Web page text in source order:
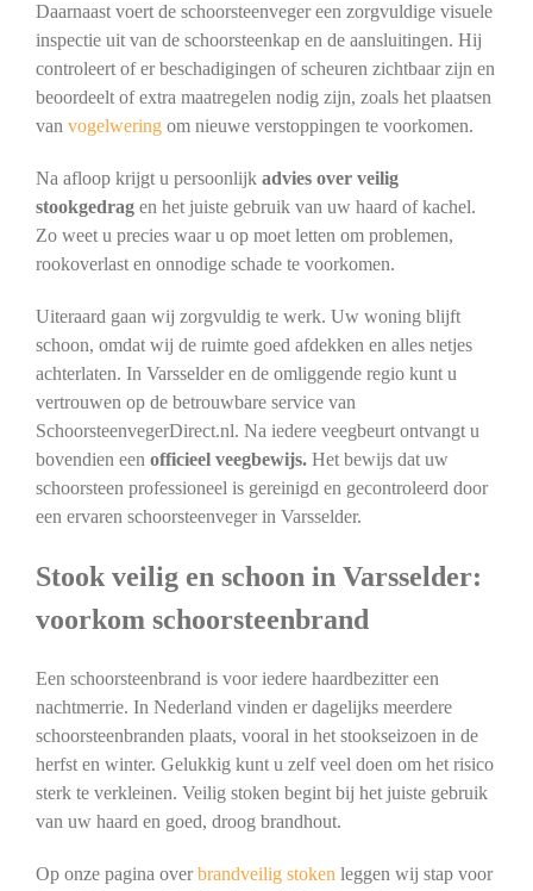
Daarnaast voert de schoorsteenveger een zorgvuldige visuele
inspectie uit van de schoorsteenkap en de aansluitingen. Hij
controleert of er beschadigingen of scheuren zichtbaar zijn en
beoordeelt of extra maatregelen nodig zijn, zoals het plaatsen
van vogelweringom nieuwe verstoppingen te voorkomen.
Na afloop krijgt u persoonlijk advies over veilig
stookgedragen het juiste gebruik van uw haard of kachel.
Zo weet u precies waar u op moet letten om problemen,
rookoverlast en onnodige schade te voorkomen.
Uiteraard gaan wij zorgvuldig te werk. Uw woning blijft
schoon, omdat wij de ruimte goed afdekken en alles netjes
achterlaten. In Varsselder en de omliggende regio kunt u
vertrouwen op de betrouwbare service van
SchoorsteenvegerDirect.nl. Na iedere veegbeurt ontvangt u
bovendien een officieel veegbewijs. Het bewijs dat uw
schoorsteen professioneel is gereinigd en gecontroleerd door
een ervaren schoorsteenveger in Varsselder.
Stook veilig en schoon in Varsselder:
voorkom schoorsteenbrand
Een schoorsteenbrand is voor iedere haardbezitter een
nachtmerrie. In Nederland vinden er dagelijks meerdere
schoorsteenbranden plaats, vooral in het stookseizoen in de
herfst en winter. Gelukkig kunt u zelf veel doen om het risico
sterk te verkleinen. Veilig stoken begint bij het juiste gebruik
van uw haard en goed, droog brandhout.
Op onze pagina overbrandveilig stoken leggen wij stap voor